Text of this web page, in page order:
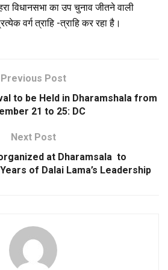
विधानसभा का उप चुनाव जीतने वाली
वर्ग त्राहि -त्राहि कर रहा है।
Previous Post
to be Held in Dharamshala from
21 to 25: DC
Next Post
at Dharamsala to
of Dalai Lama’s Leadership